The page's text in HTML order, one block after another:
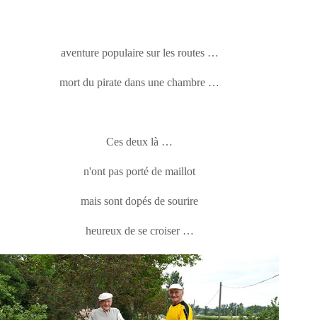
aventure populaire sur les routes …
mort du pirate dans une chambre …
Ces deux là …
n'ont pas porté de maillot
mais sont dopés de sourire
heureux de se croiser …